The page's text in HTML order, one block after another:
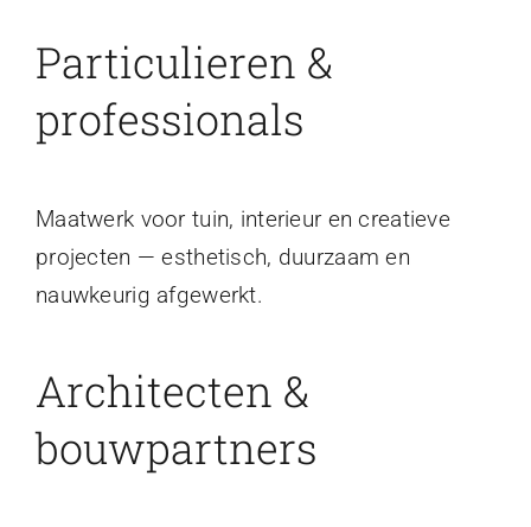
Particulieren &
professionals
Maatwerk voor tuin, interieur en creatieve
projecten — esthetisch, duurzaam en
nauwkeurig afgewerkt.
Architecten &
bouwpartners